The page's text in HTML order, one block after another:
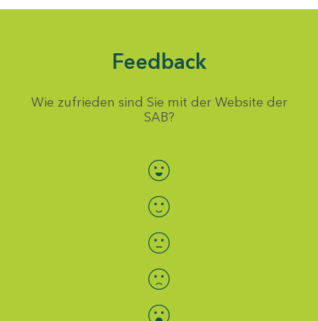
Feedback
Wie zufrieden sind Sie mit der Website der
SAB?
Bewertung auswählen